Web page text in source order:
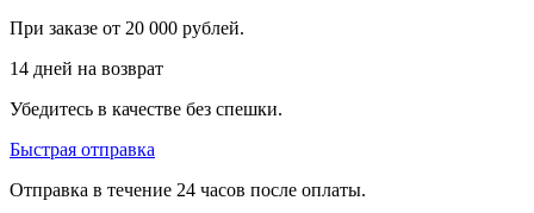
При заказе от 20 000 рублей.
14 дней на возврат
Убедитесь в качестве без спешки.
Быстрая отправка
Отправка в течение 24 часов после оплаты.